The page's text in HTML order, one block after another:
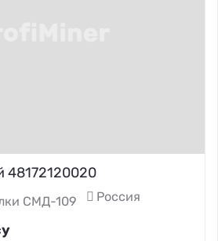
48172120020
СМД-109 Россия